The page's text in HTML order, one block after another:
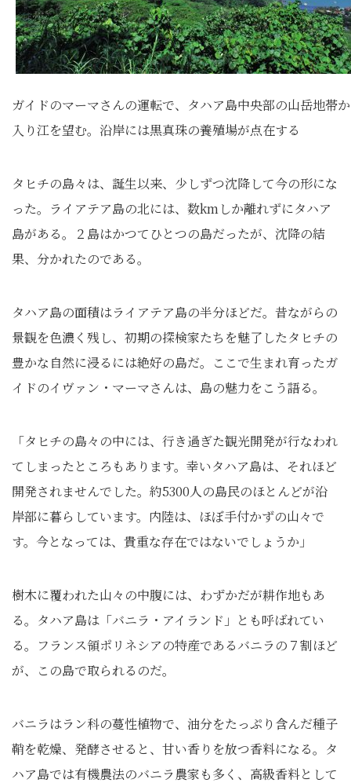
ガイドのマーマさんの運転で、タハア島中央部の山岳地帯
入り江を望む。沿岸には黒真珠の養殖場が点在する
タヒチの島々は、誕生以来、少しずつ沈降して今の形にな
った。ライアテア島の北には、数kmしか離れずにタハア
島がある。２島はかつてひとつの島だったが、沈降の結
果、分かれたのである。
タハア島の面積はライアテア島の半分ほどだ。昔ながらの
景観を色濃く残し、初期の探検家たちを魅了したタヒチの
豊かな自然に浸るには絶好の島だ。ここで生まれ育ったガ
イドのイヴァン・マーマさんは、島の魅力をこう語る。
「タヒチの島々の中には、行き過ぎた観光開発が行なわれ
てしまったところもあります。幸いタハア島は、それほど
開発されませんでした。約5300人の島民のほとんどが沿
岸部に暮らしています。内陸は、ほぼ手付かずの山々で
す。今となっては、貴重な存在ではないでしょうか」
樹木に覆われた山々の中腹には、わずかだが耕作地もあ
る。タハア島は「バニラ・アイランド」とも呼ばれてい
る。フランス領ポリネシアの特産であるバニラの７割ほど
が、この島で取られるのだ。
バニラはラン科の蔓性植物で、油分をたっぷり含んだ種子
鞘を乾燥、発酵させると、甘い香りを放つ香料になる。タ
ハア島では有機農法のバニラ農家も多く、高級香料として